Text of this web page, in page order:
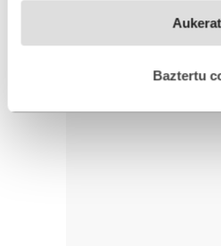
fitxategiak erabiltzen ditu. Zure
esplizitua ematen diguzu.
Baztertu